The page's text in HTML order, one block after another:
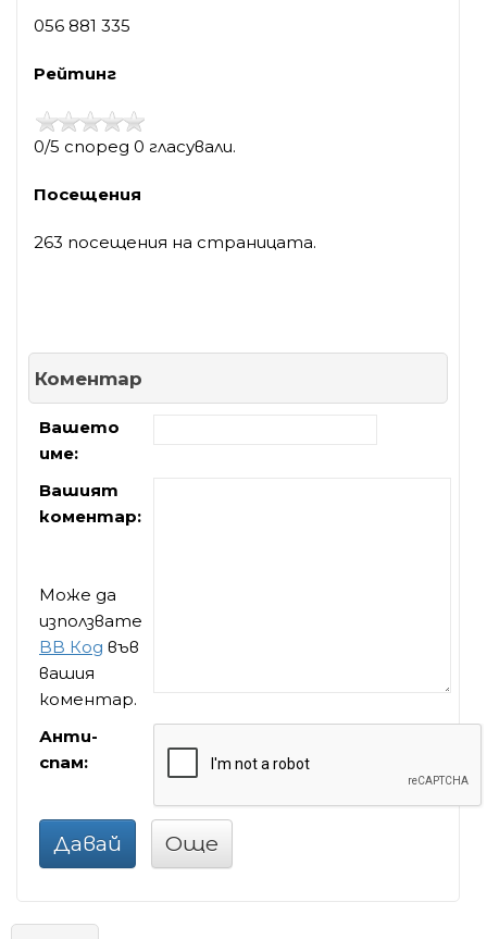
056 881 335
Рейтинг
0/5 според 0 гласували.
Посещения
263 посещения на страницата.
Коментар
Вашето
име:
Вашият
коментар:
Може да
използвате
BB Код във
вашия
коментар.
Анти-
спам:
Давай Още